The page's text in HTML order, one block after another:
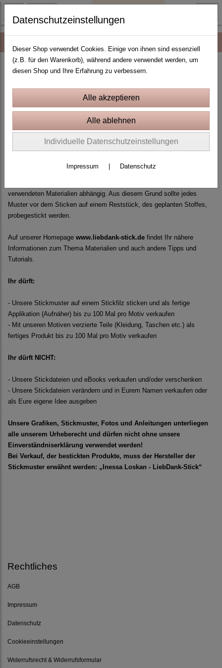
Allgemeine Geschäftsbedingungen (AGB)
Stickdateien werden in folgenden Formaten geliefert:
PES, JEF, JEF+, HUS, VIP, VP3, EXP, DST
Stickmuster sind von Rückgaberecht ausgeschlossen!
Alle unsere Stickmuster sind probegestickt und nach Qualität mehrmals
verwendeten Materialien abhängig. Aus diesem Grund sollte jedes
Muster vor dem Sticken auf einem Reststück, des geplanten Stoffes,
probegestickt werden.
Auf unserer Homepage www.liebdank-stick.de findet Ihr nähere
Informationen zum Thema Materialien und auch andere Tipps und
Tutorials.
Ihr dürft:
- Unsere Stickmuster auf einem Stickfilz sticken und als fertige
Applikation (Aufnäher) bis zu 100 Mal pro Motiv verkaufen
- Mit unseren Motiven verzierte Teile (Kleidung, Taschen etc.) als
fertiges Produkt bis zu 100 Mal pro Motiv verkaufen
Ihr dürft NICHT:
- Unsere Stickdateien und eBooks verkaufen und/oder verschenken
- Unsere Stickdateien verändern und in Eurem Namen verkaufen oder
als Eure eigene Idee ausgeben
Unsere Grafiken, Stickmuster, Fotos und Anleitungen unterliegen
alle unserem Urheberecht und dürfen nicht ohne unsere
Einverständniserklärung verwendet werden!
Bei Verkauf, der bestickten Produkte, muss der Hersteller der
Stickmuster erwähnt werden: „Inessa Loskan - LiebDank-Stick“
Rechtliches
AGB
Impressum
Datenschutz
Cookieeinstellungen
Widerrufsrecht & Widerrufsformular
Datenschutzeinstellungen
Dieser Shop verwendet Cookies. Einige von ihnen sind essenziell
(z.B. für den Warenkorb), während andere verwendet werden, um
diesen Shop und Ihre Erfahrung zu verbessern.
Individuelle Datenschutzeinstellungen
Impressum Datenschutz